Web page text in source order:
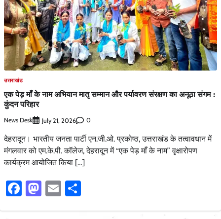
उत्तराखंड
एक पेड़ माँ के नाम अभियान मातृ सम्मान और पर्यावरण संरक्षण का अनूठा संगम :
कुंदन परिहार
News Desk July 21, 2026 0
देहरादून। भारतीय जनता पार्टी एन.जी.ओ. प्रकोष्ठ, उत्तराखंड के तत्वावधान में
मंगलवार को एम.के.पी. कॉलेज, देहरादून में “एक पेड़ माँ के नाम” वृक्षारोपण
कार्यक्रम आयोजित किया […]
Facebook
Mastodon
Email